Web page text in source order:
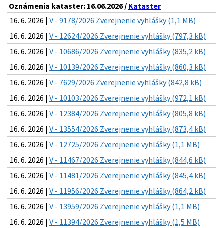
Oznámenia kataster: 16.06.2026 / Kataster
16. 6. 2026 | V - 9178/2026 Zverejnenie vyhlášky (1,1 MB)
16. 6. 2026 | V - 12624/2026 Zverejnenie vyhlášky (797,3 kB)
16. 6. 2026 | V - 10686/2026 Zverejnenie vyhlášky (835,2 kB)
16. 6. 2026 | V - 10139/2026 Zverejnenie vyhlášky (860,3 kB)
16. 6. 2026 | V - 7629/2026 Zverejnenie vyhlášky (842,8 kB)
16. 6. 2026 | V - 10103/2026 Zverejnenie vyhlášky (972,1 kB)
16. 6. 2026 | V - 12384/2026 Zverejnenie vyhlášky (805,8 kB)
16. 6. 2026 | V - 13554/2026 Zverejnenie vyhlášky (873,4 kB)
16. 6. 2026 | V - 12725/2026 Zverejnenie vyhlášky (1,1 MB)
16. 6. 2026 | V - 11467/2026 Zverejnenie vyhlášky (844,6 kB)
16. 6. 2026 | V - 11481/2026 Zverejnenie vyhlášky (845,4 kB)
16. 6. 2026 | V - 11956/2026 Zverejnenie vyhlášky (864,2 kB)
16. 6. 2026 | V - 13959/2026 Zverejnenie vyhlášky (1,1 MB)
16. 6. 2026 | V - 11394/2026 Zverejnenie vyhlášky (1,5 MB)